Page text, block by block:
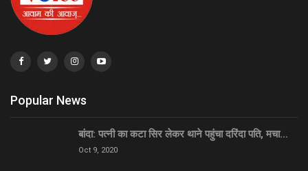
Popular News
बांदा: पत्नी का कटा सिर लेकर थाने पहुंचा दरिंदा पति, मचा…
Oct 9, 2020